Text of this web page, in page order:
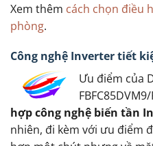
Xem thêm cách chọn điều
phòng.
Công nghệ Inverter tiết
Ưu điểm của
hợp công nghệ biến tần
nhiên, đi kèm với ưu điểm